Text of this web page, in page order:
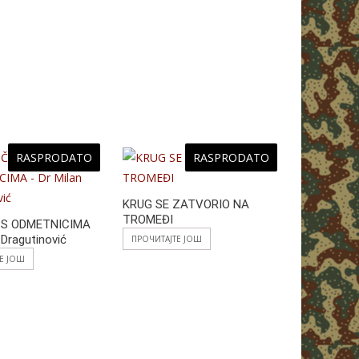
RASPRODATO
ODMETNICIMA
ЈОШ
RASPRODATO
KRUG SE ZATVORIO NA
TROMEĐI
ПРОЧИТАЈТЕ ЈОШ